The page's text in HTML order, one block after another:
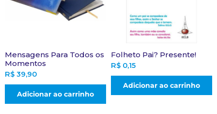
Mensagens Para Todos os
Momentos
R$ 39,90
Adicionar ao carrinho
Folheto Pai? Presente!
R$ 0,15
Adicionar ao carrinho